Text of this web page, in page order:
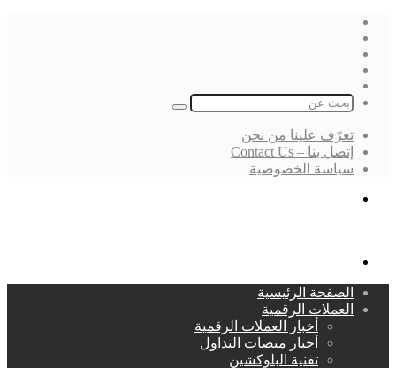
بحث
تعرّف علينا من نحن
إتصل بنا – Contact Us
سياسة الخصوصية
الصفحة الرئيسية
العملات الرقمية
أخبار العملات الرقمية
أخبار منصات التداول
تقنية البلوكشين